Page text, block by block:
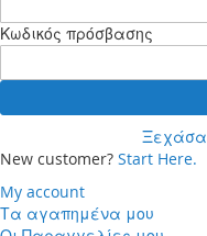
Κωδικός πρόσβασης
New customer? Start Here.
My account
Τα αγαπημένα μου